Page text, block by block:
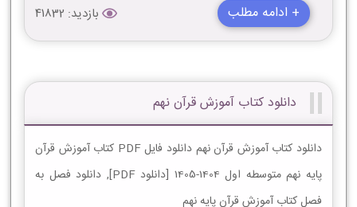
+ ادامه مطلب بازدید: 41832
دانلود کتاب آموزش قرآن نهم
دانلود کتاب آموزش قرآن نهم دانلود فایل PDF کتاب آموزش قرآن
پایه نهم متوسطه اول 1404-1405 [دانلود PDF], دانلود فصل به
فصل کتاب آموزش قرآن پایه نهم